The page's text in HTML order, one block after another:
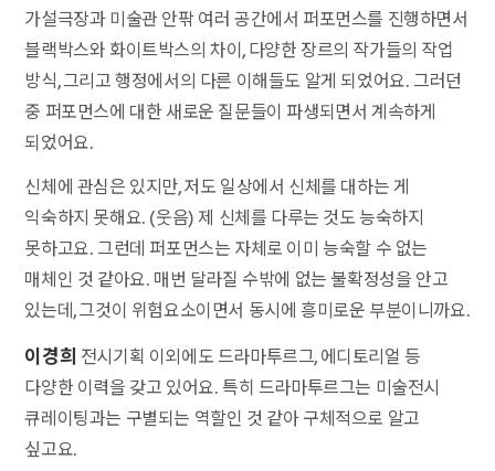
가설극장과 미술관 안팎 여러 공간에서 퍼포먼스를 진행하면서
블랙박스와 화이트박스의 차이, 다양한 장르의 작가들의 작업
방식, 그리고 행정에서의 다른 이해들도 알게 되었어요. 그러던
중 퍼포먼스에 대한 새로운 질문들이 파생되면서 계속하게
되었어요.
신체에 관심은 있지만, 저도 일상에서 신체를 대하는 게
익숙하지 못해요. (웃음) 제 신체를 다루는 것도 능숙하지
못하고요. 그런데 퍼포먼스는 자체로 이미 능숙할 수 없는
매체인 것 같아요. 매번 달라질 수밖에 없는 불확정성을 안고
있는데, 그것이 위험요소이면서 동시에 흥미로운 부분이니까요.
이경희 전시기획 이외에도 드라마투르그, 에디토리얼 등
다양한 이력을 갖고 있어요. 특히 드라마투르그는 미술전시
큐레이팅과는 구별되는 역할인 것 같아 구체적으로 알고
싶고요.